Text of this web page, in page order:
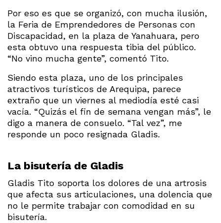
Por eso es que se organizó, con mucha ilusión,
la Feria de Emprendedores de Personas con
Discapacidad, en la plaza de Yanahuara, pero
esta obtuvo una respuesta tibia del público.
“No vino mucha gente”, comentó Tito.
Siendo esta plaza, uno de los principales
atractivos turísticos de Arequipa, parece
extraño que un viernes al mediodía esté casi
vacía. “Quizás el fin de semana vengan más”, le
digo a manera de consuelo. “Tal vez”, me
responde un poco resignada Gladis.
La bisutería de Gladis
Gladis Tito soporta los dolores de una artrosis
que afecta sus articulaciones, una dolencia que
no le permite trabajar con comodidad en su
bisutería.